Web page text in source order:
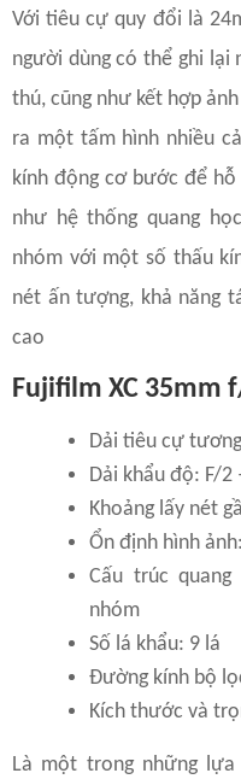
Với tiêu cự quy đổi là
người dùng có thể ghi lại
thú, cũng như kết hợp
ra một tấm hình nhiều
kính động cơ bước để
như hệ thống quang
nhóm với một số thấu
nét ấn tượng, khả năng
cao
Fujifilm XC 35mm
Dải tiêu cự
Dải khẩu độ: F/2
Khoảng lấy nét
Ổn định hình
Cấu trúc
nhóm
Số lá khẩu: 9 lá
Đường kính bộ
Kích thước và
Là một trong những